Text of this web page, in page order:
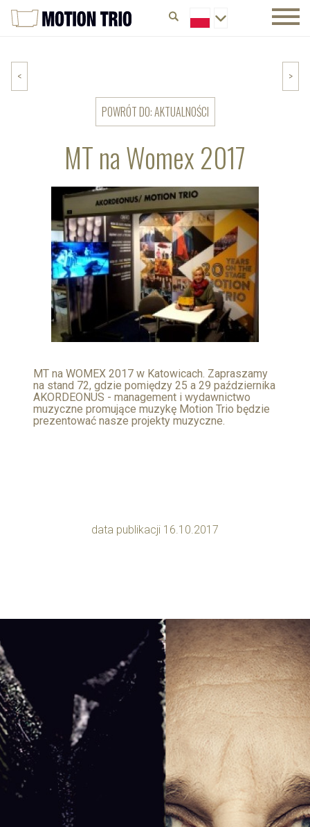
MT na Womex 2017
< >
POWRÓT DO: AKTUALNOŚCI
MT na WOMEX 2017 w Katowicach. Zapraszamy
na stand 72, gdzie pomiędzy 25 a 29 października
AKORDEONUS - management i wydawnictwo
muzyczne promujące muzykę Motion Trio będzie
prezentować nasze projekty muzyczne.
data publikacji 16.10.2017